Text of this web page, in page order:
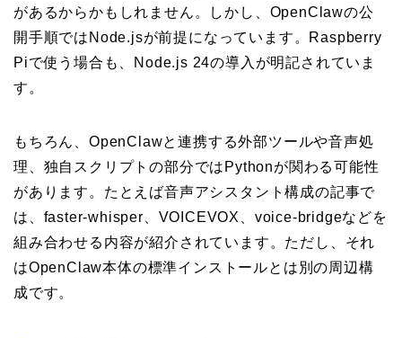
があるからかもしれません。しかし、OpenClawの公
開手順ではNode.jsが前提になっています。Raspberry
Piで使う場合も、Node.js 24の導入が明記されていま
す。
もちろん、OpenClawと連携する外部ツールや音声処
理、独自スクリプトの部分ではPythonが関わる可能性
があります。たとえば音声アシスタント構成の記事で
は、faster-whisper、VOICEVOX、voice-bridgeなどを
組み合わせる内容が紹介されています。ただし、それ
はOpenClaw本体の標準インストールとは別の周辺構
成です。